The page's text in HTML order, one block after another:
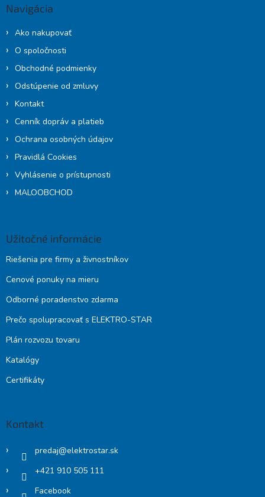
Navigácia
Ako nakupovať
O spoločnosti
Obchodné podmienky
Odstúpenie od zmluvy
Kontakt
Cenník dopráv a platieb
Ochrana osobných údajov
Pravidlá Cookies
Vyhlásenie o prístupnosti
MALOOBCHOD
Užitočné informácie
Riešenia pre firmy a živnostníkov
Cenové ponuky na mieru
Odborné poradenstvo zdarma
Prečo spolupracovať s ELEKTRO-STAR
Plán rozvozu tovaru
Katalógy
Certifikáty
Kontakt
predaj@elektrostar.sk
+421 910 505 111
Facebook